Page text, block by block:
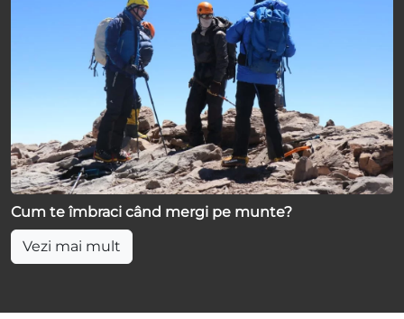
Cum te îmbraci când mergi pe munte?
Vezi mai mult